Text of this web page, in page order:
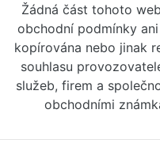
Žádná část tohoto
obchodní podmínky
kopírována nebo jinak
souhlasu
služeb, firem a
obchodními